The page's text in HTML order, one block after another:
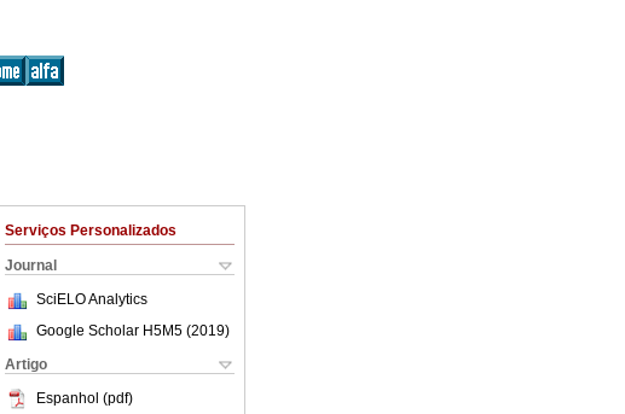
Serviços Personalizados
Journal
SciELO Analytics
Google Scholar H5M5 (2019)
Artigo
Espanhol (pdf)